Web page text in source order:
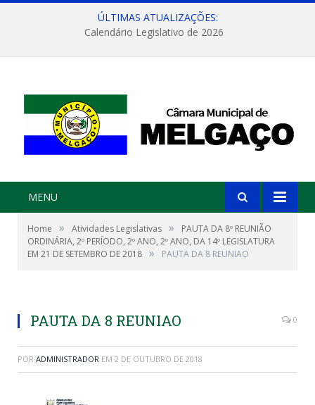
ÚLTIMAS ATUALIZAÇÕES:
Calendário Legislativo de 2026
MENU
Home » Atividades Legislativas »
PAUTA DA 8º REUNIÃO
ORDINÁRIA, 2º PERÍODO, 2º ANO, 2º ANO, DA 14º LEGISLATURA
EM 21 DE SETEMBRO DE 2018 » PAUTA DA 8 REUNIAO
PAUTA DA 8 REUNIAO 0
POR ADMINISTRADOR EM 2 DE OUTUBRO DE 2018